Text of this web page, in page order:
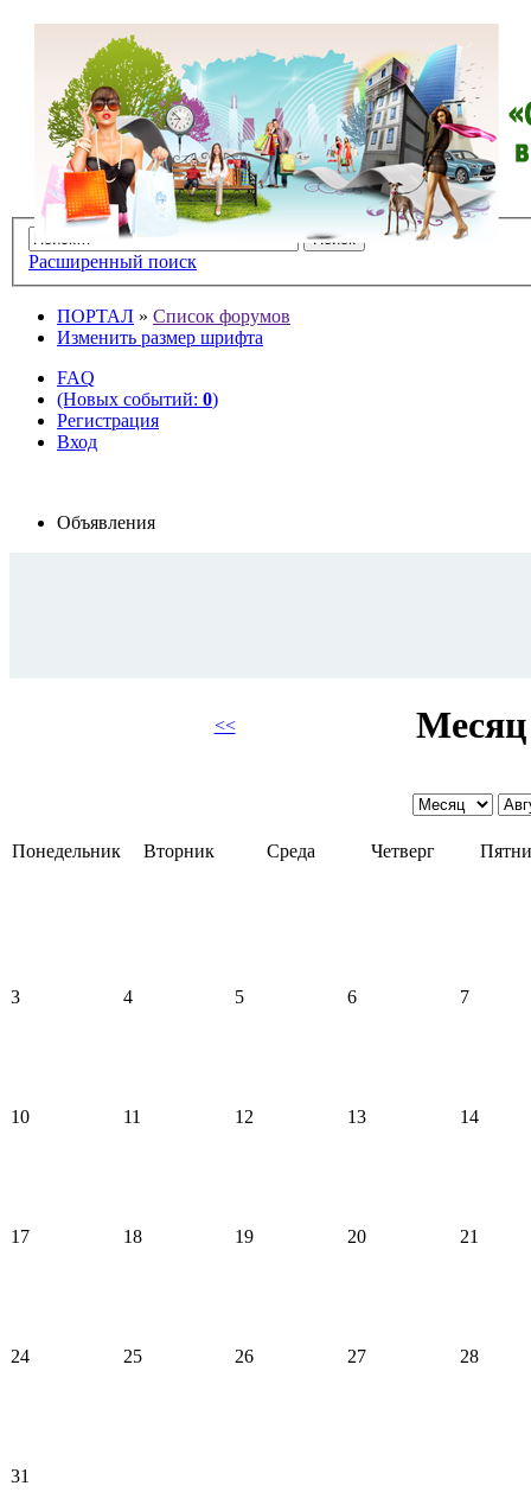
Расширенный поиск
ПОРТАЛ » Список форумов
Изменить размер шрифта
FAQ
(Новых событий: 0)
Регистрация
Вход
Объявления
<< Месяц
Понедельник Вторник Среда Четверг
3 4 5 6 7
10 11 12 13 14
17 18 19 20 21
24 25 26 27 28
31